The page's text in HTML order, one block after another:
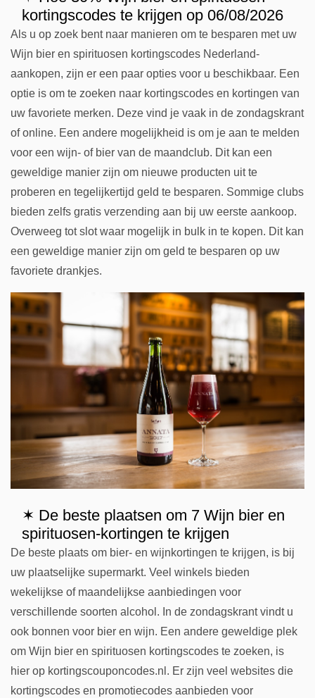
kortingscodes te krijgen op 06/08/2026
Als u op zoek bent naar manieren om te besparen met uw
Wijn bier en spirituosen kortingscodes Nederland-
aankopen, zijn er een paar opties voor u beschikbaar. Een
optie is om te zoeken naar kortingscodes en kortingen van
uw favoriete merken. Deze vind je vaak in de zondagskrant
of online. Een andere mogelijkheid is om je aan te melden
voor een wijn- of bier van de maandclub. Dit kan een
geweldige manier zijn om nieuwe producten uit te
proberen en tegelijkertijd geld te besparen. Sommige clubs
bieden zelfs gratis verzending aan bij uw eerste aankoop.
Overweeg tot slot waar mogelijk in bulk in te kopen. Dit kan
een geweldige manier zijn om geld te besparen op uw
favoriete drankjes.
✶ De beste plaatsen om 7 Wijn bier en
spirituosen-kortingen te krijgen
De beste plaats om bier- en wijnkortingen te krijgen, is bij
uw plaatselijke supermarkt. Veel winkels bieden
wekelijkse of maandelijkse aanbiedingen voor
verschillende soorten alcohol. In de zondagskrant vindt u
ook bonnen voor bier en wijn. Een andere geweldige plek
om Wijn bier en spirituosen kortingscodes te zoeken, is
hier op kortingscouponcodes.nl. Er zijn veel websites die
kortingscodes en promotiecodes aanbieden voor